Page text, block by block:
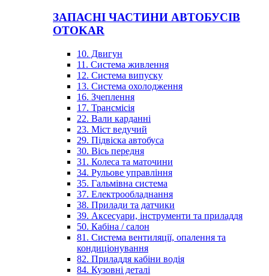
ЗАПАСНІ ЧАСТИНИ АВТОБУСІВ
OTOKAR
10. Двигун
11. Система живлення
12. Система випуску
13. Система охолодження
16. Зчеплення
17. Трансмісія
22. Вали карданні
23. Міст ведучий
29. Підвіска автобуса
30. Вісь передня
31. Колеса та маточини
34. Рульове управління
35. Гальмівна система
37. Електрообладнання
38. Прилади та датчики
39. Аксесуари, інструменти та приладдя
50. Кабіна / салон
81. Система вентиляції, опалення та
кондиціонування
82. Приладдя кабіни водія
84. Кузовні деталі